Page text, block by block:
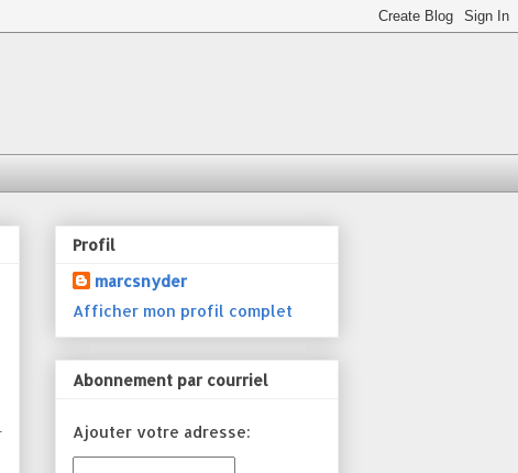
Profil
marcsnyder
Afficher mon profil complet
Abonnement par courriel
Ajouter votre adresse: